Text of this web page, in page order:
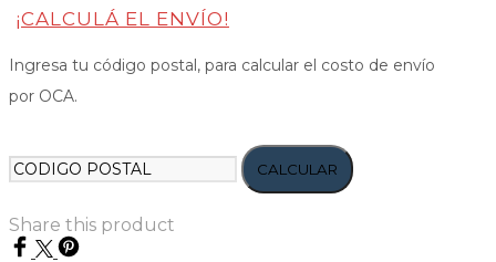
¡CALCULÁ EL ENVÍO!
Ingresa tu código postal, para calcular el costo de envío
por OCA.
CALCULAR
Share this product